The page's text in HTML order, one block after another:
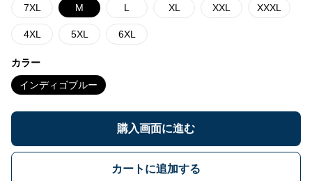
7XL M L XL XXL XXXL
4XL 5XL 6XL
カラー
インディゴブルー
購入画面に進む
カートに追加する